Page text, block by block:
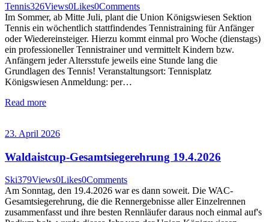
Tennis326Views0Likes0Comments
Im Sommer, ab Mitte Juli, plant die Union Königswiesen Sektion
Tennis ein wöchentlich stattfindendes Tennistraining für Anfänger
oder Wiedereinsteiger. Hierzu kommt einmal pro Woche (dienstags)
ein professioneller Tennistrainer und vermittelt Kindern bzw.
Anfängern jeder Altersstufe jeweils eine Stunde lang die
Grundlagen des Tennis! Veranstaltungsort: Tennisplatz
Königswiesen Anmeldung: per…
Read more
23. April 2026
Waldaistcup-Gesamtsiegerehrung 19.4.2026
Ski379Views0Likes0Comments
Am Sonntag, den 19.4.2026 war es dann soweit. Die WAC-
Gesamtsiegerehrung, die die Rennergebnisse aller Einzelrennen
zusammenfasst und ihre besten Rennläufer daraus noch einmal auf's